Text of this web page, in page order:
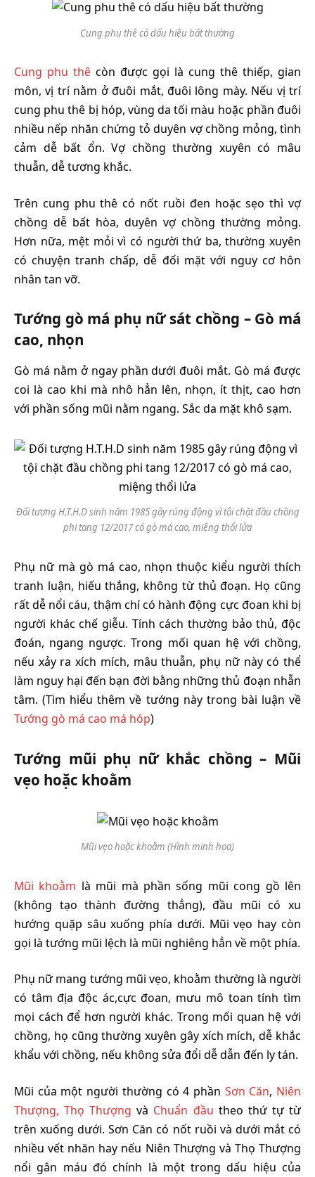
Cung phu thê có dấu hiệu bất thường
Cung phu thê còn được gọi là cung thê thiếp, gian
môn, vị trí nằm ở đuôi mắt, đuôi lông mày. Nếu vị trí
cung phu thê bị hóp, vùng da tối màu hoặc phần đuôi
nhiều nếp nhăn chứng tỏ duyên vợ chồng mỏng, tình
cảm dễ bất ổn. Vợ chồng thường xuyên có mâu
thuẫn, dễ tương khắc.
Trên cung phu thê có nốt ruồi đen hoặc sẹo thì vợ
chồng dễ bất hòa, duyên vợ chồng thường mỏng.
Hơn nữa, mệt mỏi vì có người thứ ba, thường xuyên
có chuyện tranh chấp, dễ đối mặt với nguy cơ hôn
nhân tan vỡ.
Tướng gò má phụ nữ sát chồng – Gò má
cao, nhọn
Gò má nằm ở ngay phần dưới đuôi mắt. Gò má được
coi là cao khi mà nhô hẳn lên, nhọn, ít thịt, cao hơn
với phần sống mũi nằm ngang. Sắc da mặt khô sạm.
Đối tượng H.T.H.D sinh năm 1985 gây rúng động vì tội chặt đầu chồng
phi tang 12/2017 có gò má cao, miệng thổi lửa
Phụ nữ mà gò má cao, nhọn thuộc kiểu người thích
tranh luận, hiếu thắng, không từ thủ đoạn. Họ cũng
rất dễ nổi cáu, thậm chí có hành động cực đoan khi bị
người khác chế giễu. Tính cách thường bảo thủ, độc
đoán, ngang ngược. Trong mối quan hệ với chồng,
nếu xảy ra xích mích, mâu thuẫn, phụ nữ này có thể
làm nguy hại đến bạn đời bằng những thủ đoạn nhẫn
tâm. (Tìm hiểu thêm về tướng này trong bài luận về
Tướng gò má cao má hóp)
Tướng mũi phụ nữ khắc chồng – Mũi
vẹo hoặc khoằm
Mũi vẹo hoặc khoằm (Hình minh họa)
Mũi khoằm là mũi mà phần sống mũi cong gồ lên
(không tạo thành đường thẳng), đầu mũi có xu
hướng quặp sâu xuống phía dưới. Mũi vẹo hay còn
gọi là tướng mũi lệch là mũi nghiêng hẳn về một phía.
Phụ nữ mang tướng mũi vẹo, khoằm thường là người
có tâm địa độc ác,cực đoan, mưu mô toan tính tìm
mọi cách để hơn người khác. Trong mối quan hệ với
chồng, họ cũng thường xuyên gây xích mích, dễ khắc
khẩu với chồng, nếu không sửa đổi dễ dẫn đến ly tán.
Mũi của một người thường có 4 phần Sơn Căn, Niên
Thượng, Thọ Thượng và Chuẩn đầu theo thứ tự từ
trên xuống dưới. Sơn Căn có nốt ruồi và dưới mắt có
nhiều vết nhăn hay nếu Niên Thượng và Thọ Thượng
nổi gân máu đó chính là một trong dấu hiệu của